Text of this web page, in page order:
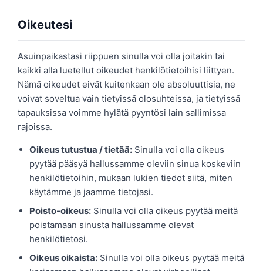
Oikeutesi
Asuinpaikastasi riippuen sinulla voi olla joitakin tai
kaikki alla luetellut oikeudet henkilötietoihisi liittyen.
Nämä oikeudet eivät kuitenkaan ole absoluuttisia, ne
voivat soveltua vain tietyissä olosuhteissa, ja tietyissä
tapauksissa voimme hylätä pyyntösi lain sallimissa
rajoissa.
Oikeus tutustua / tietää: Sinulla voi olla oikeus
pyytää pääsyä hallussamme oleviin sinua koskeviin
henkilötietoihin, mukaan lukien tiedot siitä, miten
käytämme ja jaamme tietojasi.
Poisto-oikeus: Sinulla voi olla oikeus pyytää meitä
poistamaan sinusta hallussamme olevat
henkilötietosi.
Oikeus oikaista: Sinulla voi olla oikeus pyytää meitä